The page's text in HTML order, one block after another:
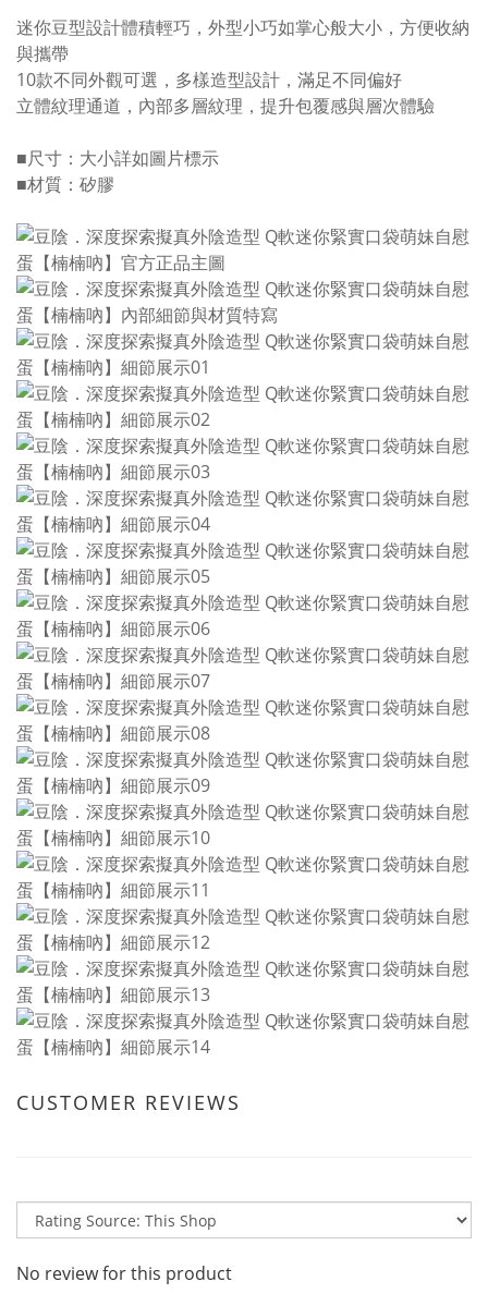
迷你豆型設計體積輕巧，外型小巧如掌心般大小，方便收納
與攜帶
10款不同外觀可選，多樣造型設計，滿足不同偏好
立體紋理通道，內部多層紋理，提升包覆感與層次體驗
■尺寸：大小詳如圖片標示
■材質：矽膠
CUSTOMER REVIEWS
No review for this product